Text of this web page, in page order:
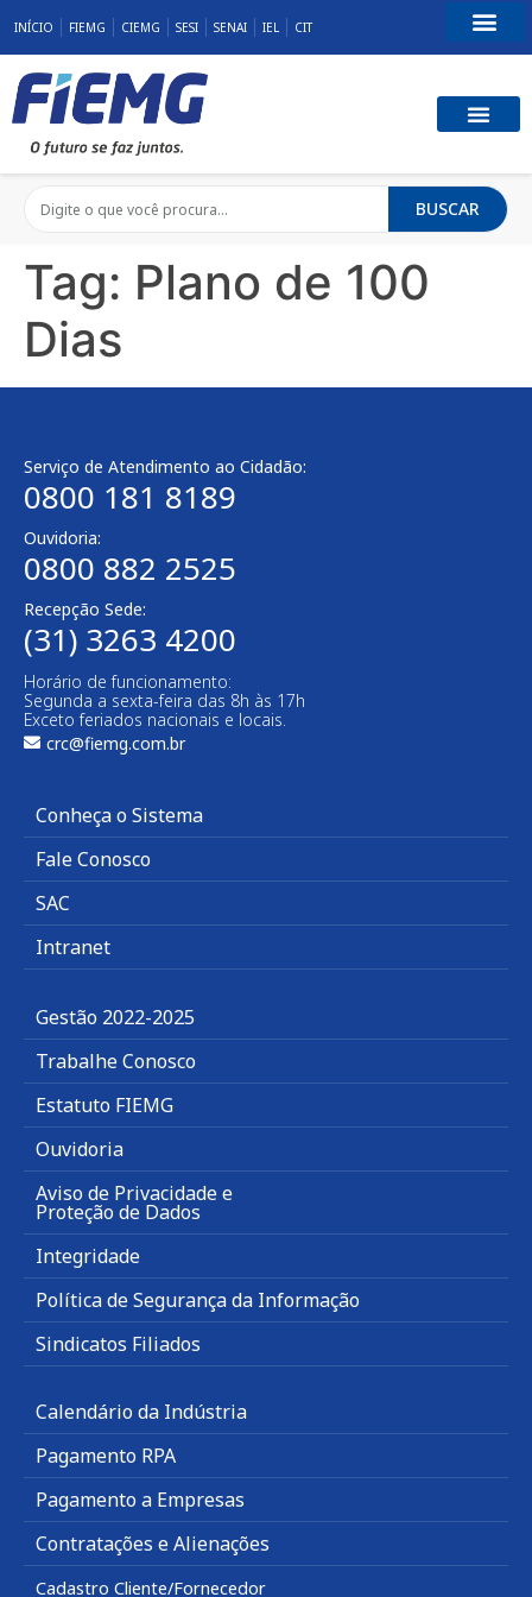
INÍCIO FIEMG CIEMG SESI SENAI IEL CIT
BUSCAR
Tag: Plano de 100
Dias
Serviço de Atendimento ao Cidadão:
0800 181 8189
Ouvidoria:
0800 882 2525
Recepção Sede:
(31) 3263 4200
Horário de funcionamento:
Segunda a sexta-feira das 8h às 17h
Exceto feriados nacionais e locais.
crc@fiemg.com.br
Conheça o Sistema
Fale Conosco
SAC
Intranet
Gestão 2022-2025
Trabalhe Conosco
Estatuto FIEMG
Ouvidoria
Aviso de Privacidade e
Proteção de Dados
Integridade
Política de Segurança da Informação
Sindicatos Filiados
Calendário da Indústria
Pagamento RPA
Pagamento a Empresas
Contratações e Alienações
Cadastro Cliente/Fornecedor